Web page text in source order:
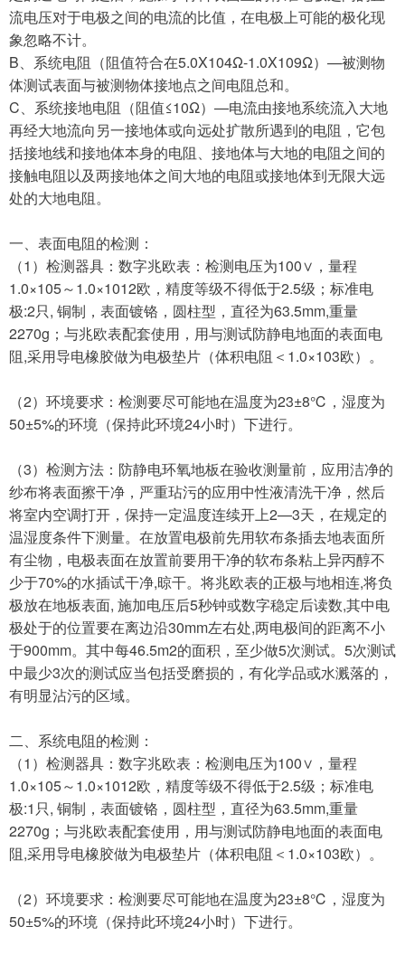
流电压对于电极之间的电流的比值，在电极上可能的极化现
象忽略不计。
B、系统电阻（阻值符合在5.0X104Ω-1.0X109Ω）—被测物
体测试表面与被测物体接地点之间电阻总和。
C、系统接地电阻（阻值≤10Ω）—电流由接地系统流入大地
再经大地流向另一接地体或向远处扩散所遇到的电阻，它包
括接地线和接地体本身的电阻、接地体与大地的电阻之间的
接触电阻以及两接地体之间大地的电阻或接地体到无限大远
处的大地电阻。
一、表面电阻的检测：
（1）检测器具：数字兆欧表：检测电压为100∨，量程
1.0×105～1.0×1012欧，精度等级不得低于2.5级；标准电
极:2只, 铜制，表面镀铬，圆柱型，直径为63.5mm,重量
2270g；与兆欧表配套使用，用与测试防静电地面的表面电
阻,采用导电橡胶做为电极垫片（体积电阻＜1.0×103欧）。
（2）环境要求：检测要尽可能地在温度为23±8℃，湿度为
50±5%的环境（保持此环境24小时）下进行。
（3）检测方法：防静电环氧地板在验收测量前，应用洁净的
纱布将表面擦干净，严重玷污的应用中性液清洗干净，然后
将室内空调打开，保持一定温度连续开上2—3天，在规定的
温湿度条件下测量。在放置电极前先用软布条插去地表面所
有尘物，电极表面在放置前要用干净的软布条粘上异丙醇不
少于70%的水插试干净,晾干。将兆欧表的正极与地相连,将负
极放在地板表面, 施加电压后5秒钟或数字稳定后读数,其中电
极处于的位置要在离边沿30mm左右处,两电极间的距离不小
于900mm。其中每46.5m2的面积，至少做5次测试。5次测试
中最少3次的测试应当包括受磨损的，有化学品或水溅落的，
有明显沾污的区域。
二、系统电阻的检测：
（1）检测器具：数字兆欧表：检测电压为100∨，量程
1.0×105～1.0×1012欧，精度等级不得低于2.5级；标准电
极:1只, 铜制，表面镀铬，圆柱型，直径为63.5mm,重量
2270g；与兆欧表配套使用，用与测试防静电地面的表面电
阻,采用导电橡胶做为电极垫片（体积电阻＜1.0×103欧）。
（2）环境要求：检测要尽可能地在温度为23±8℃，湿度为
50±5%的环境（保持此环境24小时）下进行。